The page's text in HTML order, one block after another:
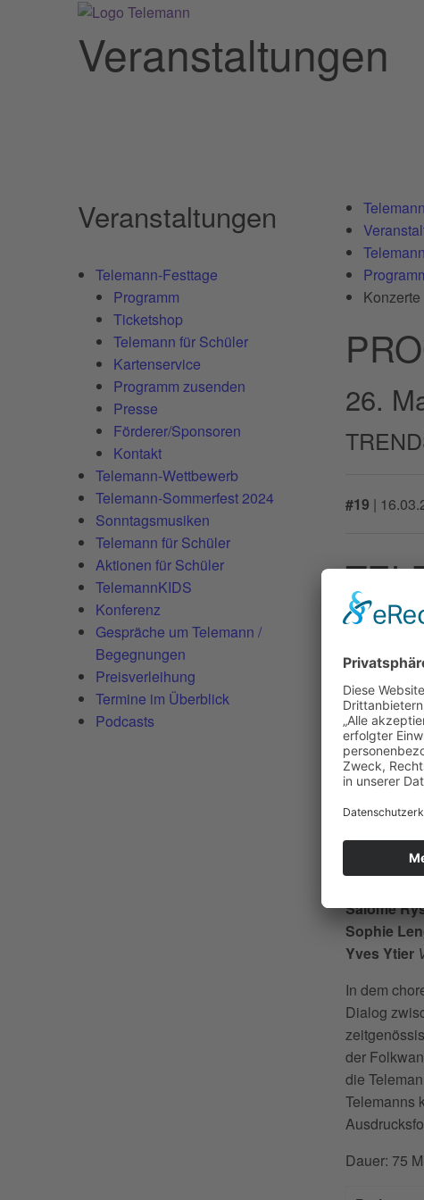
Veranstaltungen
Veranstaltungen
Telemann-Festtage
Programm
Ticketshop
Telemann für Schüler
Kartenservice
Programm zusenden
Presse
Förderer/Sponsoren
Kontakt
Telemann-Wettbewerb
Telemann-Sommerfest 2024
Sonntagsmusiken
Telemann für Schüler
Aktionen für Schüler
TelemannKIDS
Konferenz
Gespräche um Telemann /
Begegnungen
Preisverleihung
Termine im Überblick
Podcasts
Konzerte
26.
#19 |
Eine
Europa
Ensemble
Anne
Mira Lange
Vladimir
Salome
Sophie
Yves Ytier
In dem
Dialog
der
die
Telemanns
Dauer: 75